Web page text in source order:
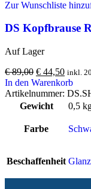
Zur Wunschliste
DS Kopfbrause
Auf Lager
€89,00 € 44,50 inkl.
In den Warenkorb
Artikelnummer:
Gewicht
0,5
Farbe
Beschaffenheit Glanz